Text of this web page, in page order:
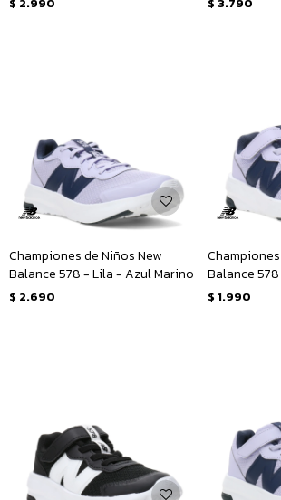
Championes de Niños New
Balance 578 - Lila - Azul Marino
$ 2.690
Balance
- Azul Marino
$ 1.990